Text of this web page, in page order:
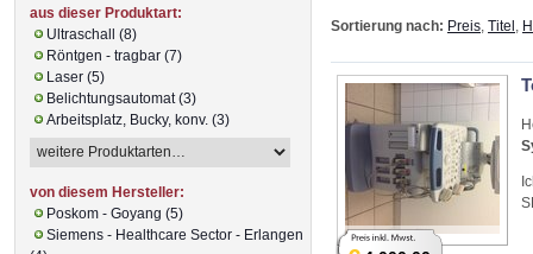
Sortierung nach: Preis Titel
aus dieser Produktart:
Ultraschall (8)
Röntgen - tragbar (7)
Laser (5)
Belichtungsautomat (3)
Arbeitsplatz, Bucky, konv. (3)
von diesem Hersteller:
Poskom - Goyang (5)
Siemens - Healthcare Sector - Erlangen